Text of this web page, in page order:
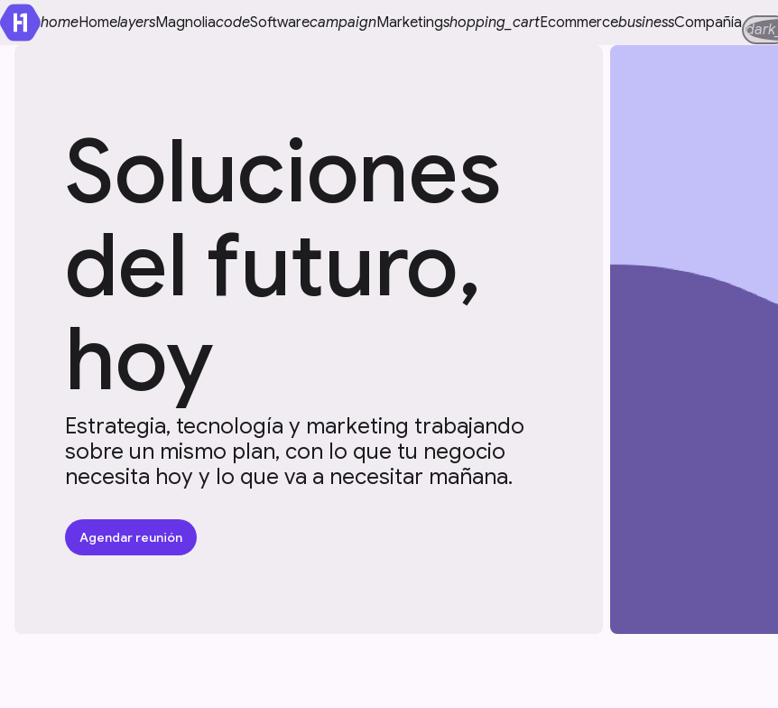
homeHomelayersMagnoliacodeSoftwarecampaignMarketingshopping_cartEcommercebusinessCompañía
Soluciones
del futuro,
hoy
Estrategia, tecnología y marketing trabajando
sobre un mismo plan, con lo que tu negocio
necesita hoy y lo que va a necesitar mañana.
Agendar reunión